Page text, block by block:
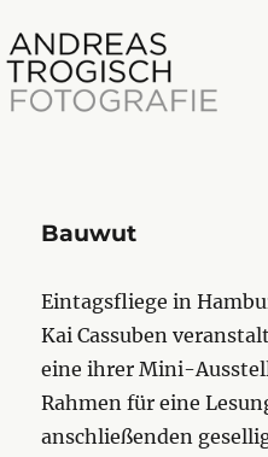
Andreas Trogisch
Bauwut
Eintagsfliege in
Kai Cassuben
eine ihrer Mini-
Rahmen für eine
anschließenden